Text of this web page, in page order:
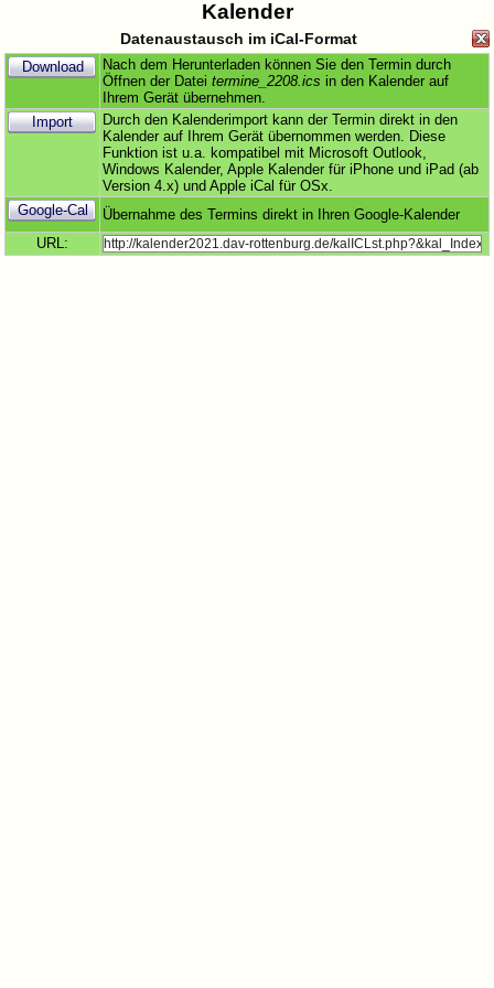
Kalender
Datenaustausch im iCal-Format
Download
Nach dem Herunterladen können Sie den Termin durch
Öffnen der Dateitermine_2208.ics in den Kalender auf
Ihrem Gerät übernehmen.
Import
Durch den Kalenderimport kann der Termin direkt in den
Kalender auf Ihrem Gerät übernommen werden. Diese
Funktion ist u.a. kompatibel mit Microsoft Outlook,
Windows Kalender, Apple Kalender für iPhone und iPad (ab
Version 4.x) und Apple iCal für OSx.
Google-Cal
Übernahme des Termins direkt in Ihren Google-Kalender
URL: